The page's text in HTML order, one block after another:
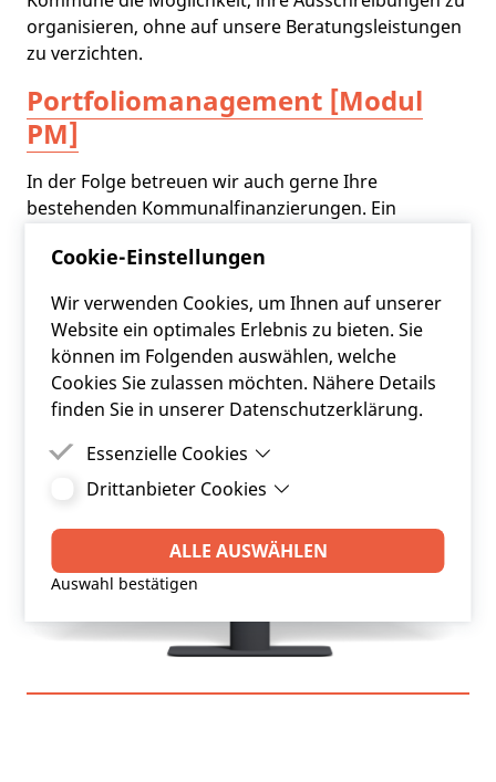
Cookie-Einstellungen
Wir verwenden Cookies, um Ihnen auf unserer
Website ein optimales Erlebnis zu bieten. Sie
können im Folgenden auswählen, welche
Cookies Sie zulassen möchten. Nähere Details
finden Sie in unserer Datenschutzerklärung.
Essenzielle Cookies
Essenzielle Cookies sind Cookies, welche für die
benötigt werden.
Drittanbieter Cookies
Drittanbieter Cookies sind Cookies, die
Drittanbieter-Software setzt, um Funktionen wie
Google Maps zu ermöglichen.
ALLE AUSWÄHLEN
Auswahl bestätigen
organisieren, ohne auf unsere Beratungsleistungen
zu verzichten.
Portfoliomanagement [Modul
PM]
In der Folge betreuen wir auch gerne Ihre
bestehenden Kommunalfinanzierungen. Ein
bestehenden Finanzierungen